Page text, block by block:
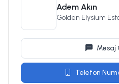
Adem Akın
Golden Elysium
Mesaj
Telefon